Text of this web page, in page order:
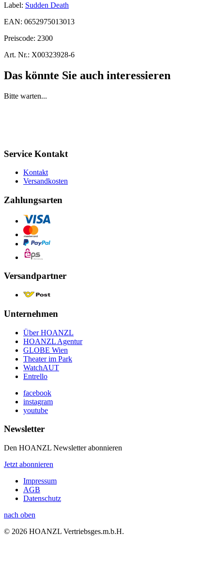
Label: Sudden Death
EAN: 0652975013013
Preiscode: 2300
Art. Nr.: X00323928-6
Das könnte Sie auch interessieren
Bitte warten...
Service Kontakt
Kontakt
Versandkosten
Zahlungsarten
Versandpartner
Unternehmen
Über HOANZL
HOANZL Agentur
GLOBE Wien
Theater im Park
WatchAUT
Entrello
facebook
instagram
youtube
Newsletter
Den HOANZL Newsletter abonnieren
Jetzt abonnieren
Impressum
AGB
Datenschutz
nach oben
© 2026 HOANZL Vertriebsges.m.b.H.